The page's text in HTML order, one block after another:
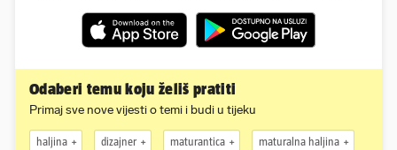
Odaberi temu koju želiš pratiti
Primaj sve nove vijesti o temi i budi u tijeku
haljina dizajner maturantica maturalna haljina